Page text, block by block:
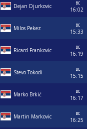
Dejan Djurkovic
вс
16:02
Milos Pekez
вс
15:33
Ricard Frankovic
вс
16:19
Stevo Tokodi
вс
15:15
Marko Brkić
вс
16:17
Martin Markovic
вс
16:25